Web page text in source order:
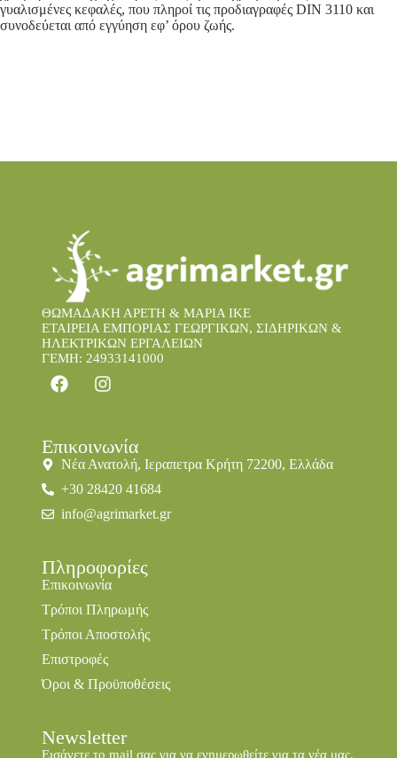
γυαλισμένες κεφαλές, που πληροί τις προδιαγραφές DIN 3110 και
συνοδεύεται από εγγύηση εφ’ όρου ζωής.
ΘΩΜΑΔΑΚΗ ΑΡΕΤΗ & ΜΑΡΙΑ IKE
ΕΤΑΙΡΕΙΑ ΕΜΠΟΡΙΑΣ ΓΕΩΡΓΙΚΩΝ, ΣΙΔΗΡΙΚΩΝ &
ΗΛΕΚΤΡΙΚΩΝ ΕΡΓΑΛΕΙΩΝ
ΓΕΜΗ: 24933141000
Επικοινωνία
Νέα Ανατολή, Ιεραπετρα Κρήτη 72200, Ελλάδα
+30 28420 41684
info@agrimarket.gr
Πληροφορίες
Επικοινωνία
Τρόποι Πληρωμής
Τρόποι Αποστολής
Επιστροφές
Όροι & Προϋποθέσεις
Newsletter
Εισάγετε το mail σας για να ενημερωθείτε για τα νέα μας.